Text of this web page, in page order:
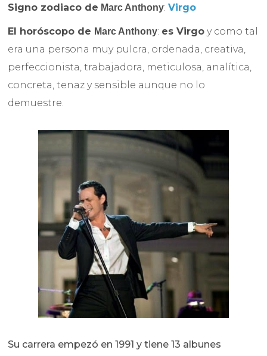
Signo zodiaco de Marc Anthony:Virgo
El horóscopo de Marc Anthony: es Virgo y como tal
era una persona muy pulcra, ordenada, creativa,
perfeccionista, trabajadora, meticulosa, analítica,
concreta, tenaz y sensible aunque no lo
demuestre.
Su carrera empezó en 1991 y tiene 13 albunes